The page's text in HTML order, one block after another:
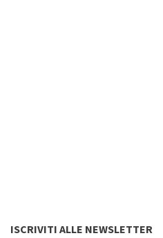
ISCRIVITI ALLE NEWSLETTER